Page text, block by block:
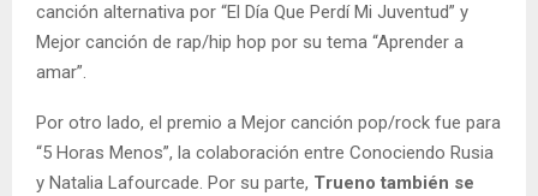
canción alternativa por “El Día Que Perdí Mi Juventud” y
Mejor canción de rap/hip hop por su tema “Aprender a
amar”.
Por otro lado, el premio a Mejor canción pop/rock fue para
“5 Horas Menos”, la colaboración entre Conociendo Rusia
y Natalia Lafourcade. Por su parte, Trueno también se